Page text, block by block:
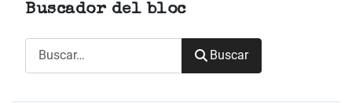
Buscador del bloc
Buscar